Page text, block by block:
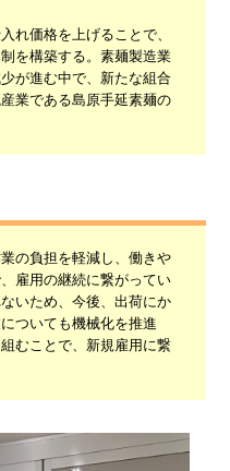
れ価格を上げることで、
を構築する。素麺製造業
が進む中で、新たな組合
業である島原手延素麺の
の負担を軽減し、働きや
雇用の継続に繋がってい
いため、今後、出荷にか
ついても機械化を推進
むことで、新規雇用に繋